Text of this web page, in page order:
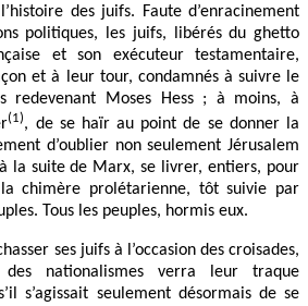
des juifs. Faute d’enracinement
politiques, les juifs, libérés du ghetto
et son exécuteur testamentaire,
et à leur tour, condamnés à suivre le
redevenant Moses Hess ; à moins, à
(1), de se haïr au point de se donner la
d’oublier non seulement Jérusalem
la suite de Marx, se livrer, entiers, pour
chimère prolétarienne, tôt suivie par
Tous les peuples, hormis eux.
ses juifs à l’occasion des croisades,
des nationalismes verra leur traque
s’agissait seulement désormais de se